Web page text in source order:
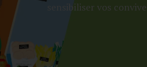
sensibiliser vos